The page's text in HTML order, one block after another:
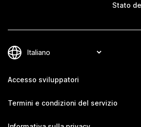
Stato
Accesso sviluppatori
Termini e condizioni del servizio